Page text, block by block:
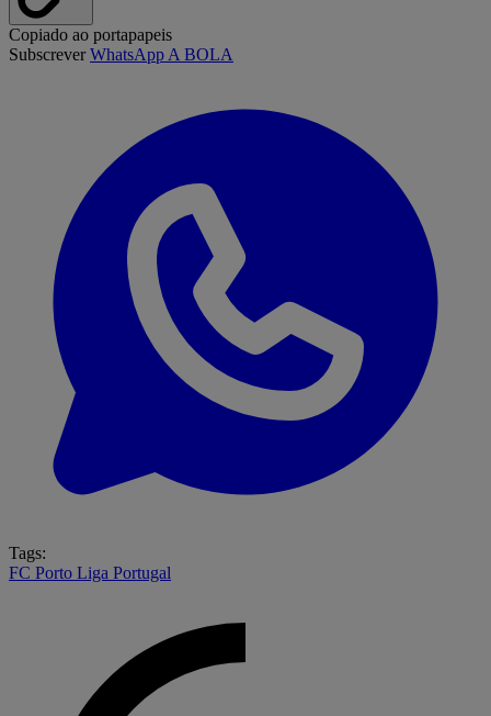
Copiado ao portapapeis
SubscreverWhatsApp A BOLA
Tags:
FC Porto Liga Portugal